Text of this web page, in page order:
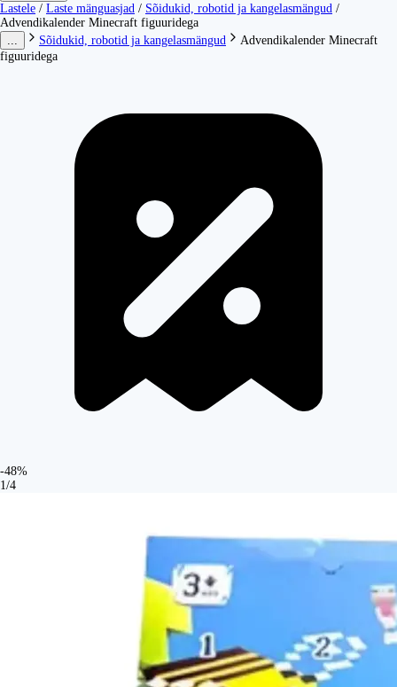
Lastele / Laste mänguasjad / Sõidukid, robotid ja kangelasmängud /
Advendikalender Minecraft figuuridega
Sõidukid, robotid ja kangelasmängud
Advendikalender Minecraft
figuuridega
-48%
1/4